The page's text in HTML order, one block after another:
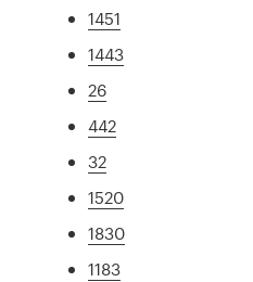
1451
1443
26
442
32
1520
1830
1183